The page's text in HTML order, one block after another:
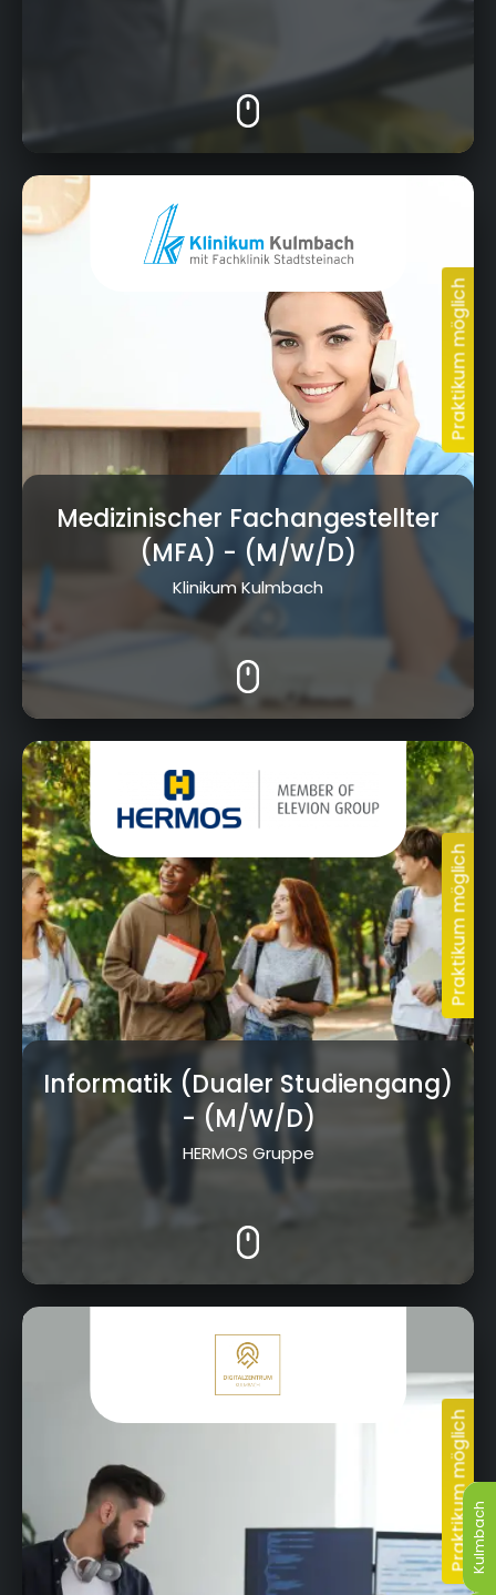
Kulmbach
Kulmbach
Kulmbach
Kulmbach
Kulmbach
Kulmbach
Albert-Schweitzer-Straße 10, 95326 Kulmbach
Medizinischer Fachangestellter
(MFA) - (M/W/D)
Klinikum Kulmbach
Gartenstraße 19, 95490 Mistelgau
Informatik (Dualer Studiengang)
- (M/W/D)
HERMOS Gruppe
Kressenstein 26, 95326 Kulmbach